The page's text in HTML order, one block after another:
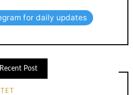
for daily updates
Recent Post
TET